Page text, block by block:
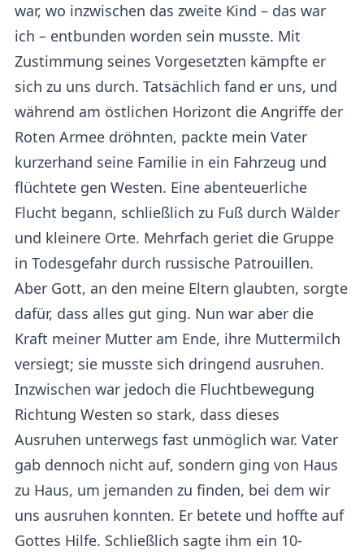
war, wo inzwischen das zweite Kind – das war
ich – entbunden worden sein musste. Mit
Zustimmung seines Vorgesetzten kämpfte er
sich zu uns durch. Tatsächlich fand er uns, und
während am östlichen Horizont die Angriffe der
Roten Armee dröhnten, packte mein Vater
kurzerhand seine Familie in ein Fahrzeug und
flüchtete gen Westen. Eine abenteuerliche
Flucht begann, schließlich zu Fuß durch Wälder
und kleinere Orte. Mehrfach geriet die Gruppe
in Todesgefahr durch russische Patrouillen.
Aber Gott, an den meine Eltern glaubten, sorgte
dafür, dass alles gut ging. Nun war aber die
Kraft meiner Mutter am Ende, ihre Muttermilch
versiegt; sie musste sich dringend ausruhen.
Inzwischen war jedoch die Fluchtbewegung
Richtung Westen so stark, dass dieses
Ausruhen unterwegs fast unmöglich war. Vater
gab dennoch nicht auf, sondern ging von Haus
zu Haus, um jemanden zu finden, bei dem wir
uns ausruhen konnten. Er betete und hoffte auf
Gottes Hilfe. Schließlich sagte ihm ein 10-